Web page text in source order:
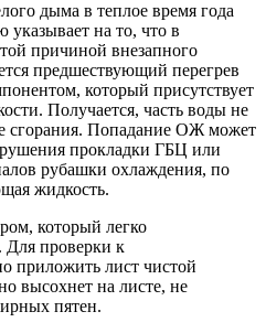
дыма в теплое время года
указывает на то, что в
причиной внезапного
предшествующий перегрев
который присутствует
Получается, часть воды не
сгорания. Попадание ОЖ может
прокладки ГБЦ или
рубашки охлаждения, по
жидкость.
который легко
Для проверки к
приложить лист чистой
высохнет на листе, не
пятен.